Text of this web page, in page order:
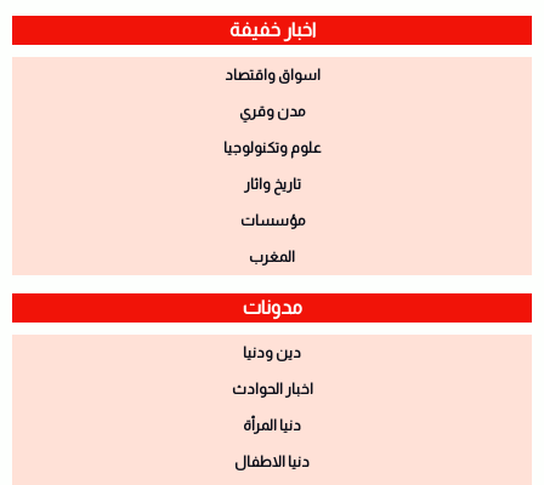
اخبار خفيفة
اسواق واقتصاد
مدن وقري
علوم وتكنولوجيا
تاريخ واثار
مؤسسات
المغرب
مدونات
دين ودنيا
اخبار الحوادث
دنيا المرأة
دنيا الاطفال